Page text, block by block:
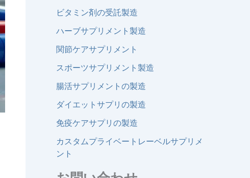
ビタミン剤の受託製造
ハーブサプリメント製造
関節ケアサプリメント
スポーツサプリメント製造
腸活サプリメントの製造
ダイエットサプリの製造
免疫ケアサプリの製造
カスタムプライベートレーベルサプリメ
ント